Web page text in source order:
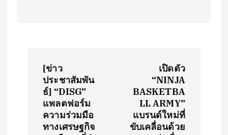
[ข่าว
ประชาสัมพัน
ธ์] “DISG”
แพลตฟอร์ม
ความร่วมมือ
ทางเศรษฐกิจ
เปิดตัว
“NINJA
BASKETBA
LL ARMY”
แบรนด์ใหม่ที่
ขับเคลื่อนด้วย